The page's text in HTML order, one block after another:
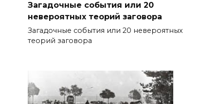
Загадочные события или 20
невероятных теорий заговора
Загадочные события или 20 невероятных
теорий заговора